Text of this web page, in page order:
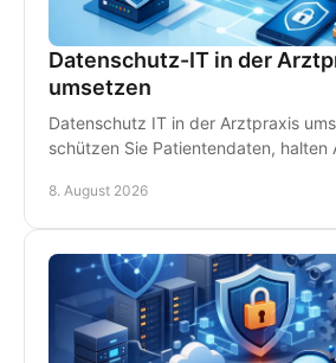
Datenschutz-IT in der
umsetzen
Datenschutz IT in der Arztpraxis
schützen Sie Patientendaten, halten
8. August 2026